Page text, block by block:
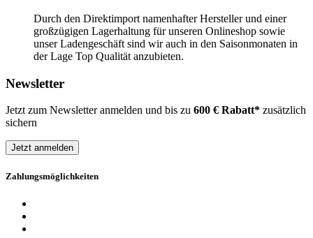
Durch den Direktimport namenhafter Hersteller und einer
großzügigen Lagerhaltung für unseren Onlineshop sowie
unser Ladengeschäft sind wir auch in den Saisonmonaten in
der Lage Top Qualität anzubieten.
Newsletter
Jetzt zum Newsletter anmelden und bis zu 600 € Rabatt* zusätzlich
sichern
Jetzt anmelden
Zahlungsmöglichkeiten